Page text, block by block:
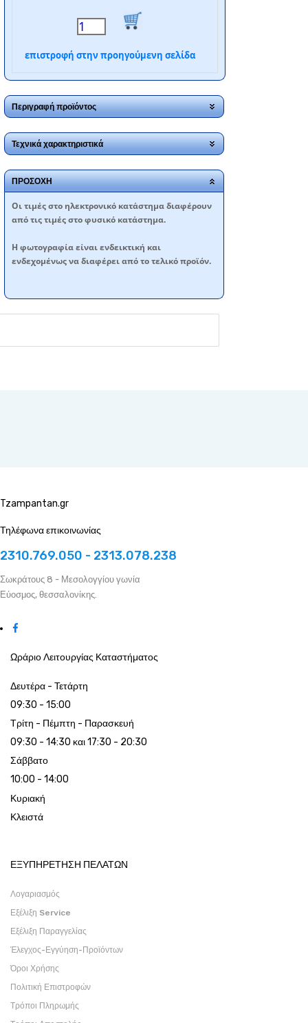
επιστροφή στην προηγούμενη σελίδα
Περιγραφή προϊόντος
Τεχνικά χαρακτηριστικά
ΠΡΟΣΟΧΗ
Oι τιμές στο ηλεκτρονικό κατάστημα διαφέρουν
από τις τιμές στο φυσικό κατάστημα.
Η φωτογραφία είναι ενδεικτική και
ενδεχομένως να διαφέρει από το τελικό προϊόν.
Tzampantan.gr
Τηλέφωνα επικοινωνίας
2310.769.050 - 2313.078.238
Σωκράτους 8 - Μεσολογγίου γωνία
Εύοσμος, θεσσαλονίκης.
Ωράριο Λειτουργίας Καταστήματος
Δευτέρα - Τετάρτη
09:30 - 15:00
Τρίτη - Πέμπτη - Παρασκευή
09:30 - 14:30 και 17:30 - 20:30
Σάββατο
10:00 - 14:00
Κυριακή
Κλειστά
ΕΞΥΠΗΡΕΤΗΣΗ ΠΕΛΑΤΩΝ
Λογαριασμός
Εξέλιξη Service
Εξέλιξη Παραγγελίας
Έλεγχος-Εγγύηση-Προϊόντων
Όροι Χρήσης
Πολιτική Επιστροφών
Τρόποι Πληρωμής